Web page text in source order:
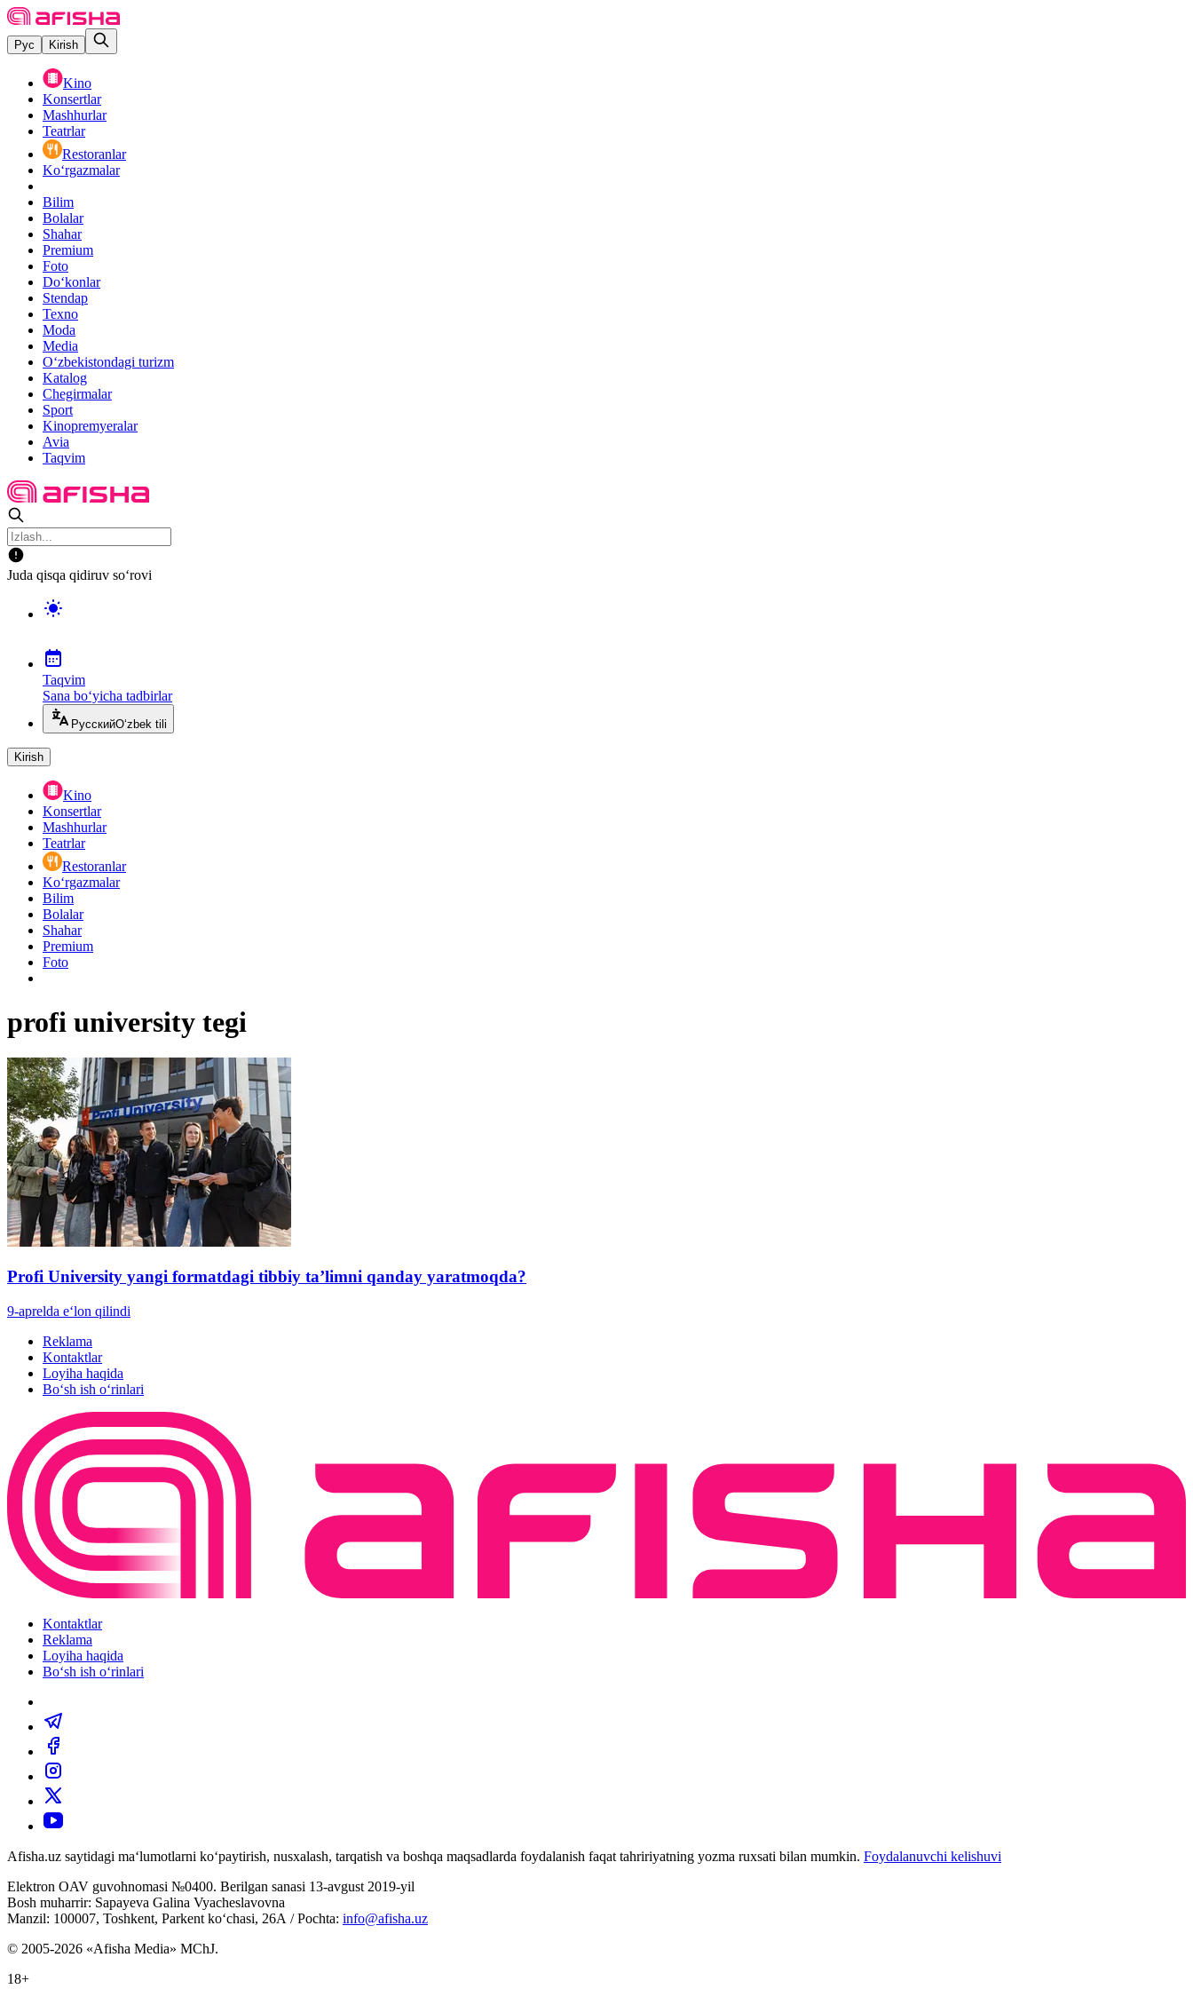
Рус Kirish
Kino
Konsertlar
Mashhurlar
Teatrlar
Restoranlar
Ko‘rgazmalar
Bilim
Bolalar
Shahar
Premium
Foto
Do‘konlar
Stendap
Texno
Moda
Media
O‘zbekistondagi turizm
Katalog
Chegirmalar
Sport
Kinopremyeralar
Avia
Taqvim
Juda qisqa qidiruv so‘rovi
Taqvim
Sana bo‘yicha tadbirlar
РусскийO‘zbek tili
Kirish
Kino
Konsertlar
Mashhurlar
Teatrlar
Restoranlar
Ko‘rgazmalar
Bilim
Bolalar
Shahar
Premium
Foto
profi university tegi
Profi University yangi formatdagi tibbiy ta’limni qanday yaratmoqda?
9-aprelda e‘lon qilindi
Reklama
Kontaktlar
Loyiha haqida
Bo‘sh ish o‘rinlari
Kontaktlar
Reklama
Loyiha haqida
Bo‘sh ish o‘rinlari
Afisha.uz saytidagi ma‘lumotlarni ko‘paytirish, nusxalash, tarqatish va boshqa maqsadlarda foydalanish faqat tahririyatning yozma ruxsati bilan mumkin. Foydalanuvchi kelishuvi
Elektron OAV guvohnomasi №0400. Berilgan sanasi 13-avgust 2019-yil
Bosh muharrir: Sapayeva Galina Vyacheslavovna
Manzil: 100007, Toshkent, Parkent ko‘chasi, 26А / Pochta: info@afisha.uz
© 2005-2026 «Afisha Media» MChJ.
18+